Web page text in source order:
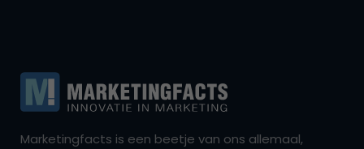
Marketingfacts is een beetje van ons allemaal,